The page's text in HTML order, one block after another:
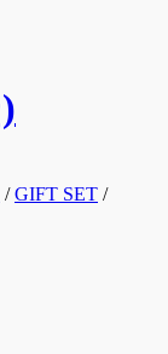
/GIFT SET /